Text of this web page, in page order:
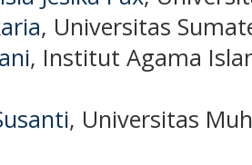
, Universitas
, Institut Agama
, Universitas